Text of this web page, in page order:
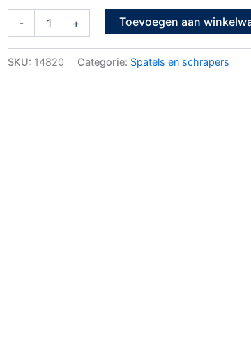
-
verchroomd
staal
aantal
+ Toevoegen aan
SKU: 14820 Categorie: Spatels en schrapers